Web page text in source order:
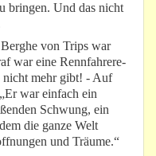
bringen. Und das nicht
von Trips war
war eine Rennfahrere-
nicht mehr gibt! - Auf
war einfach ein
Schwung, ein
die ganze Welt
und Träume.“